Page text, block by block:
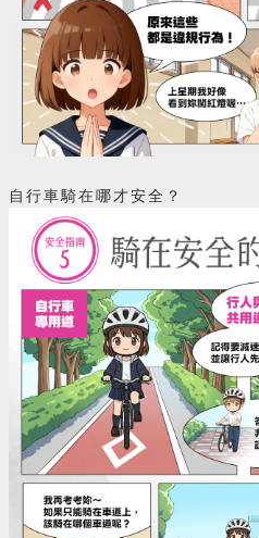
自行車騎在哪才安全？